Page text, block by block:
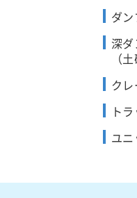
ダ
深
（
ク
ト
ユ